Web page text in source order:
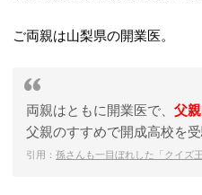
ご両親は山梨県の開業医。
両親はともに開業医で、 父
父親のすすめで開成高校を受
引用： 孫さんも一目ぼれした「クイズ